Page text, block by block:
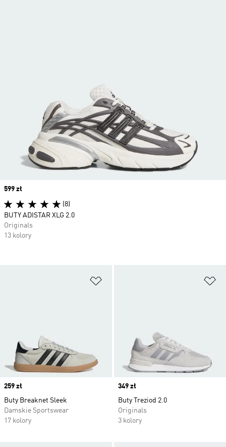
Price
259 zł
Buty Breaknet Sleek
Damskie Sportswear
17 kolory
Price
349 zł
Buty Treziod 2.0
Originals
3 kolory
Price
599 zł
(8)
BUTY ADISTAR XLG 2.0
Originals
13 kolory